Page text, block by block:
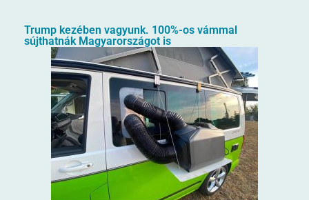
Trump kezében vagyunk. 100%-os vámmal
sújthatnák Magyarországot is